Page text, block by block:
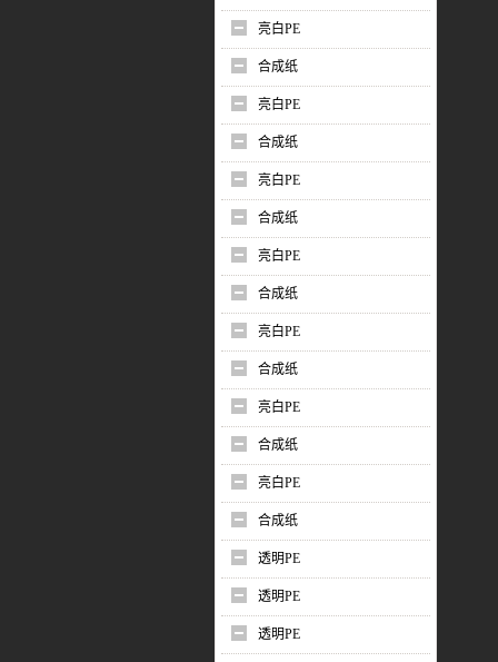
亮白PE
合成纸
亮白PE
合成纸
亮白PE
合成纸
亮白PE
合成纸
亮白PE
合成纸
亮白PE
合成纸
亮白PE
合成纸
透明PE
透明PE
透明PE